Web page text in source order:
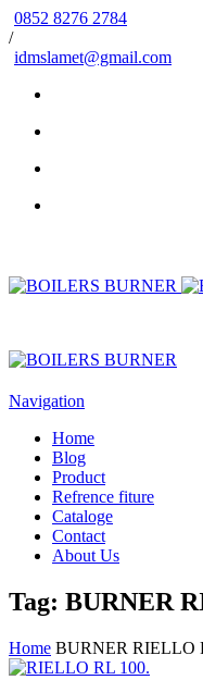
0852 8276 2784
/
idmslamet@gmail.com
Navigation
Home
Blog
Product
Refrence fiture
Cataloge
Contact
About Us
Tag: BURNER
Home BURNER RIELLO